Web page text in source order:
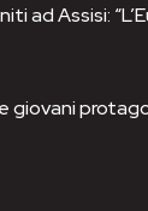
ad Assisi:
giovani